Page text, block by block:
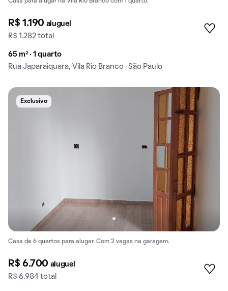
Casa para alugar na Vila Rio Branco com 1 quarto.
R$ 1.190 aluguel
R$ 1.282 total
65 m² · 1 quarto
Rua Japaraiquara, Vila Rio Branco · São Paulo
Exclusivo
Casa de 6 quartos para alugar. Com 2 vagas na garagem.
R$ 6.700 aluguel
R$ 6.984 total